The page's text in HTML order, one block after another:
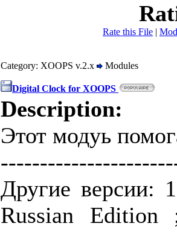
Rate this File |
Category: XOOPS v.2.x Modules
Digital Clock for XOOPS
Description:
Этот модуь
Другие версии:
Russian